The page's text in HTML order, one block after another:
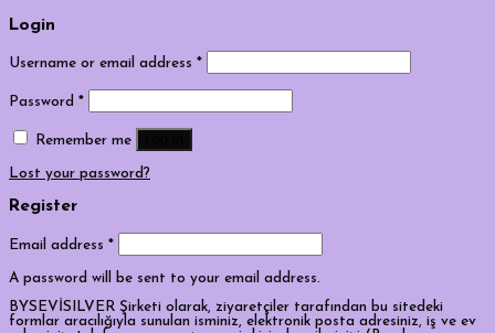
Login
Username or email address *
Password *
Remember me
Lost your password?
Register
Email address *
A password will be sent to your email address.
BYSEVİSILVER Şirketi olarak, ziyaretçiler tarafından bu sitedeki
formlar aracılığıyla sunulan isminiz, elektronik posta adresiniz, iş ve ev